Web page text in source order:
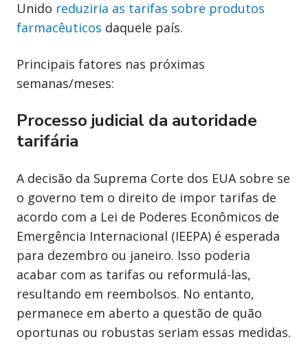
Unido reduziria as tarifas sobre produtos
farmacêuticos daquele país.
Principais fatores nas próximas
semanas/meses:
Processo judicial da autoridade
tarifária
A decisão da Suprema Corte dos EUA sobre se
o governo tem o direito de impor tarifas de
acordo com a Lei de Poderes Econômicos de
Emergência Internacional (IEEPA) é esperada
para dezembro ou janeiro. Isso poderia
acabar com as tarifas ou reformulá-las,
resultando em reembolsos. No entanto,
permanece em aberto a questão de quão
oportunas ou robustas seriam essas medidas.